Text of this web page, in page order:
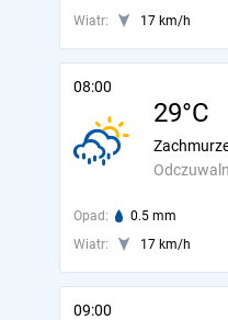
Wiatr: 17 km/h
08:00
29°C
Opad: 0.5 mm
Wiatr:
17 km/h
09:00